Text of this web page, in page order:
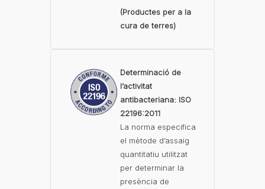
(Productes per a la
cura de terres)
Determinació de
l’activitat
antibacteriana: ISO
22196:2011
La norma especifica
el mètode d’assaig
quantitatiu utilitzat
per determinar la
presència de